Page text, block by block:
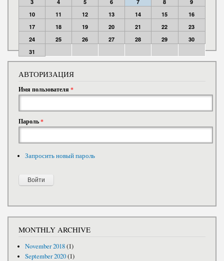
3
4 5 6 7 8
9
10
11 12 13 14 15
16
17
18 19 20 21 22
23
24
25 26 27 28 29
30
31
АВТОРИЗАЦИЯ
Имя пользователя *
Пароль*
Запросить новый пароль
MONTHLY ARCHIVE
November 2018(1)
September 2020(1)